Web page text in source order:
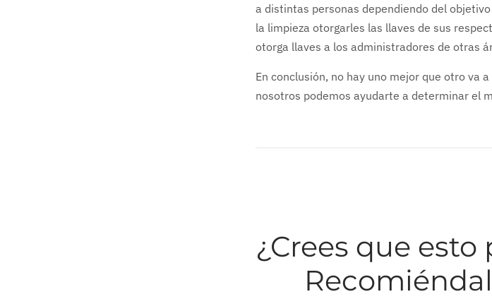
a distintas personas dependiendo del
la limpieza otorgarles las llaves de sus
otorga llaves a los administradores de otras
En conclusión, no hay uno mejor que otro va
nosotros podemos ayudarte a determinar el
¿Crees que